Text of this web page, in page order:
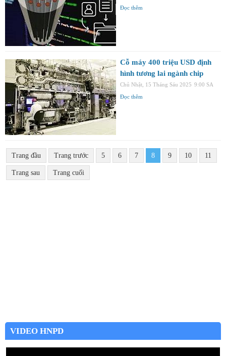
Đọc thêm
Cỗ máy 400 triệu USD định
hình tương lai ngành chip
Chủ Nhật, 15 Tháng Sáu 2025 9:00 SA
Đọc thêm
Trang đầu Trang trước 5 6 7 8 9 10 11
Trang sau Trang cuối
VIDEO HNPD